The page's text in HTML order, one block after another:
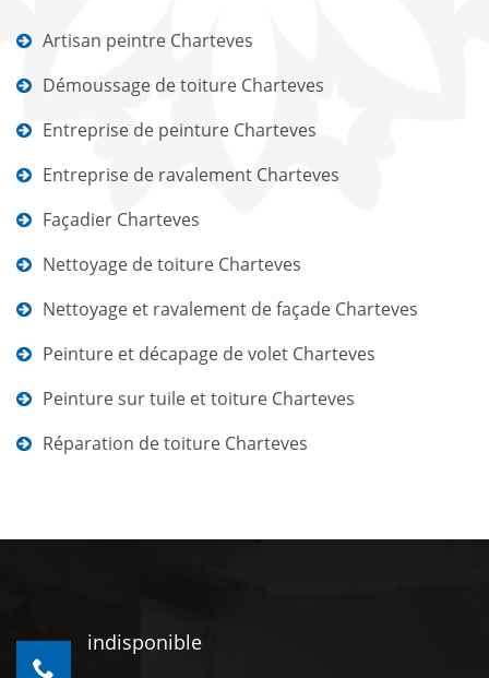
Artisan peintre Charteves
Démoussage de toiture Charteves
Entreprise de peinture Charteves
Entreprise de ravalement Charteves
Façadier Charteves
Nettoyage de toiture Charteves
Nettoyage et ravalement de façade Charteves
Peinture et décapage de volet Charteves
Peinture sur tuile et toiture Charteves
Réparation de toiture Charteves
indisponible